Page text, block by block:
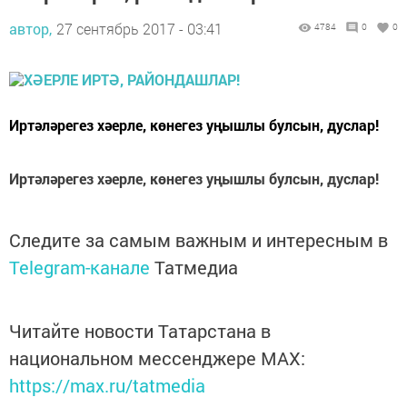
автор, 27 сентябрь 2017 - 03:41 4784 0 0
Иртәләрегез хәерле, көнегез уңышлы булсын, дуслар!
Иртәләрегез хәерле, көнегез уңышлы булсын, дуслар!
Следите за самым важным и интересным в
Telegram-канале Татмедиа
Читайте новости Татарстана в
национальном мессенджере MАХ:
https://max.ru/tatmedia